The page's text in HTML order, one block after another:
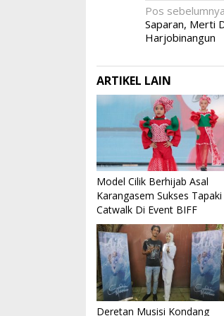
Navigasi
pos
Pos sebelumnya
Saparan, Merti
Harjobinangun
ARTIKEL LAIN
Model Cilik Berhijab Asal
Karangasem Sukses Tapaki
Catwalk Di Event BIFF
Deretan Musisi Kondang